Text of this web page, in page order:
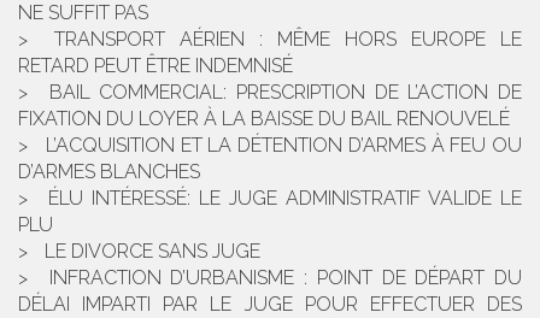
NE SUFFIT PAS
TRANSPORT AÉRIEN : MÊME HORS EUROPE LE
RETARD PEUT ÊTRE INDEMNISÉ
BAIL COMMERCIAL: PRESCRIPTION DE L’ACTION DE
FIXATION DU LOYER À LA BAISSE DU BAIL RENOUVELÉ
L’ACQUISITION ET LA DÉTENTION D’ARMES À FEU OU
D’ARMES BLANCHES
ÉLU INTÉRESSÉ: LE JUGE ADMINISTRATIF VALIDE LE
PLU
LE DIVORCE SANS JUGE
INFRACTION D’URBANISME : POINT DE DÉPART DU
DÉLAI IMPARTI PAR LE JUGE POUR EFFECTUER DES